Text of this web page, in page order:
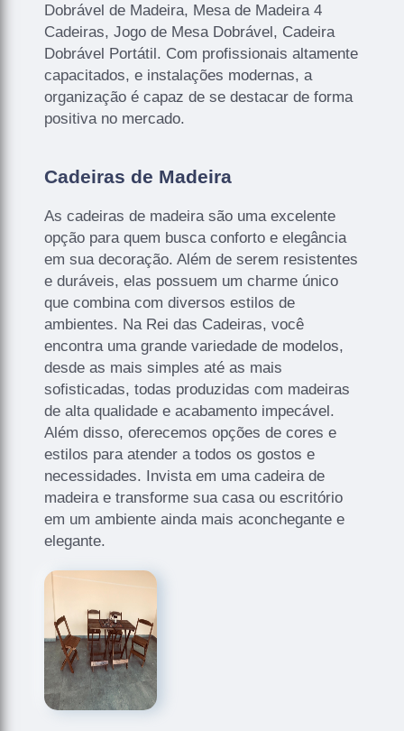
Dobrável de Madeira, Mesa de Madeira 4
Cadeiras, Jogo de Mesa Dobrável, Cadeira
Dobrável Portátil. Com profissionais altamente
capacitados, e instalações modernas, a
organização é capaz de se destacar de forma
positiva no mercado.
Cadeiras de Madeira
As cadeiras de madeira são uma excelente
opção para quem busca conforto e elegância
em sua decoração. Além de serem resistentes
e duráveis, elas possuem um charme único
que combina com diversos estilos de
ambientes. Na Rei das Cadeiras, você
encontra uma grande variedade de modelos,
desde as mais simples até as mais
sofisticadas, todas produzidas com madeiras
de alta qualidade e acabamento impecável.
Além disso, oferecemos opções de cores e
estilos para atender a todos os gostos e
necessidades. Invista em uma cadeira de
madeira e transforme sua casa ou escritório
em um ambiente ainda mais aconchegante e
elegante.